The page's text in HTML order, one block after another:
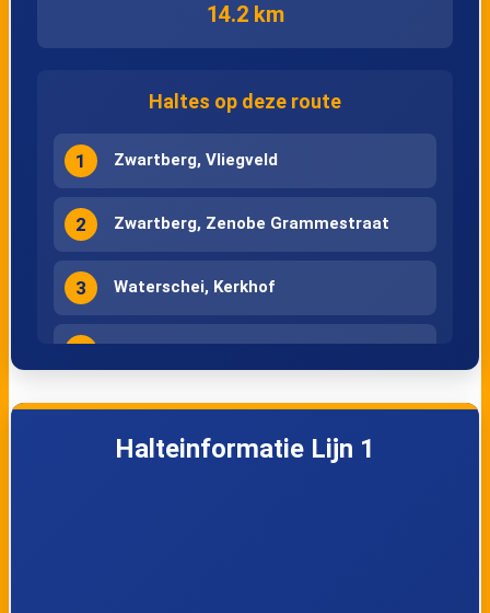
14.2 km
Haltes op deze route
1 Zwartberg, Vliegveld
2 Zwartberg, Zenobe Grammestraat
3 Waterschei, Kerkhof
4 Genk, Stadionplein
5 Waterschei, Nieuw Texas
Halteinformatie Lijn 1